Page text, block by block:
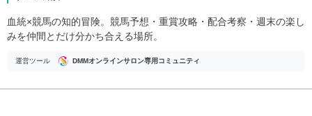
血統×競馬の知的冒険。競馬予想・重賞攻略・配合考察・週末の楽し
みを仲間とだけ分かち合える場所。
運営ツール DMMオンラインサロン専用コミュニティ